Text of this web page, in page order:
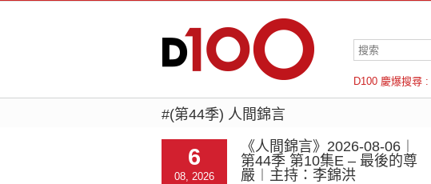
D100 慶爆搜尋 :
羅倫斯
#(第44季) 人間錦言
6
08, 2026
《人間錦言》2026-08-06︱
第44季 第10集E – 最後的尊
嚴︱主持：李錦洪